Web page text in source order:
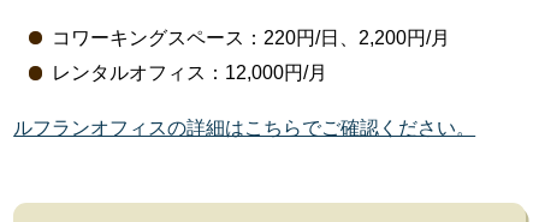
コワーキングスペース：220円/日、2,200円/月
レンタルオフィス：12,000円/月
ルフランオフィスの詳細はこちらでご確認ください。